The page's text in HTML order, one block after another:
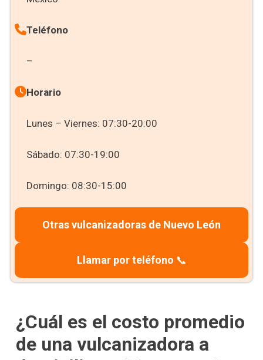
Teléfono
–
Horario
Lunes – Viernes: 07:30-20:00
Sábado: 07:30-19:00
Domingo: 08:30-15:00
Otras vulcanizadoras de Nuevo León
Llamar por teléfono 📞
¿Cuál es el costo promedio
de una vulcanizadora a